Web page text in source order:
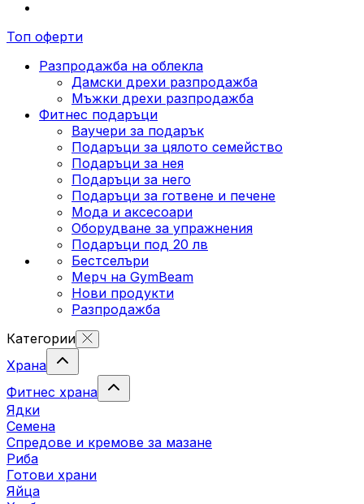
Топ оферти
Разпродажба на облекла
Дамски дрехи разпродажба
Мъжки дрехи разпродажба
Фитнес подаръци
Ваучери за подарък
Подаръци за цялото семейство
Подаръци за нея
Подаръци за него
Подаръци за готвене и печене
Мода и аксесоари
Оборудване за упражнения
Подаръци под 20 лв
Бестселъри
Мерч на GymBeam
Нови продукти
Разпродажба
Категории
Храна
Фитнес храна
Ядки
Семена
Спредове и кремове за мазане
Риба
Готови храни
Яйца